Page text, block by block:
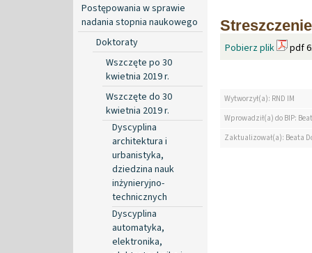
Postępowania w sprawie
nadania stopnia naukowego
Doktoraty
Wszczęte po 30
kwietnia 2019 r.
Wszczęte do 30
kwietnia 2019 r.
Dyscyplina
architektura i
urbanistyka,
dziedzina nauk
inżynieryjno-
technicznych
Dyscyplina
automatyka,
elektronika,
Pobierz plik pdf
Wytworzył(a): RND IM
Wprowadził(a) do BIP:
Zaktualizował(a): Beata